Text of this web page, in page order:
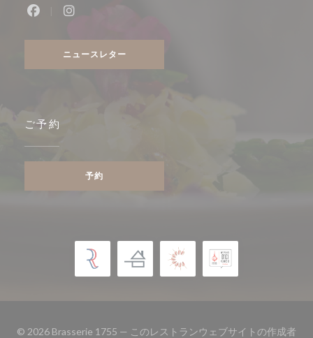
ニュースレター
ご予約
予約
© 2026 Brasserie 1755 — このレストランウェブサイトの作成者